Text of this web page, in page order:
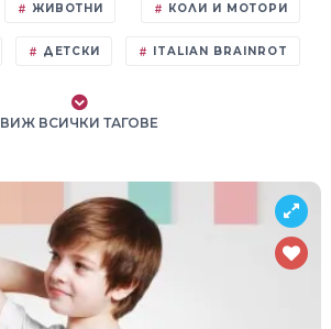
ЖИВОТНИ КОЛИ И МОТОРИ
ДЕТСКИ ITALIAN BRAINROT
ВИЖ ВСИЧКИ ТАГОВЕ